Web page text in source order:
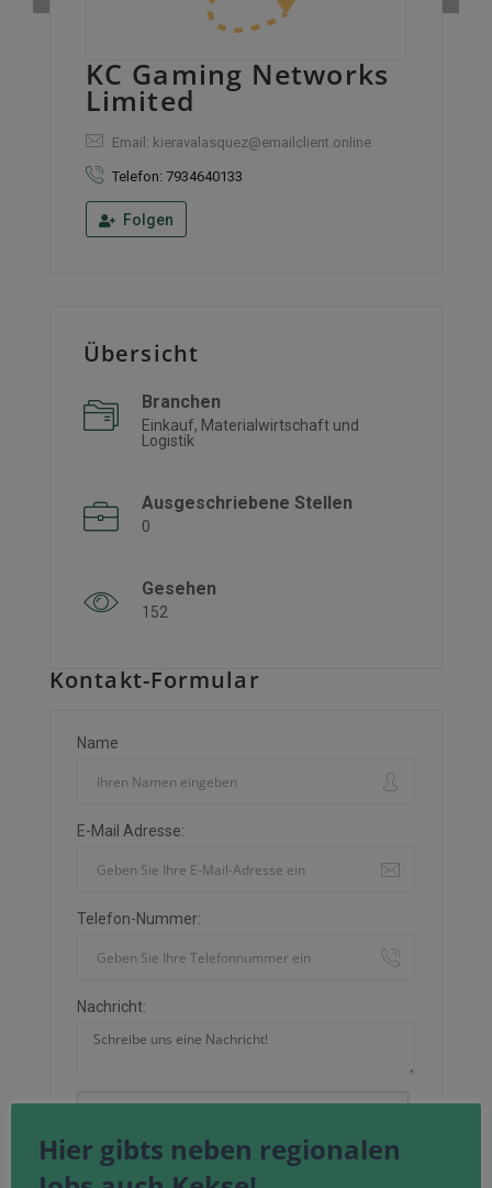
KC Gaming Networks
Limited
Email: kieravalasquez@emailclient.online
Telefon: 7934640133
Folgen
Übersicht
Branchen
Einkauf, Materialwirtschaft und
Logistik
Ausgeschriebene Stellen
0
Gesehen
152
Kontakt-Formular
Name
E-Mail Adresse:
Telefon-Nummer:
Nachricht:
Hier gibts neben regionalen